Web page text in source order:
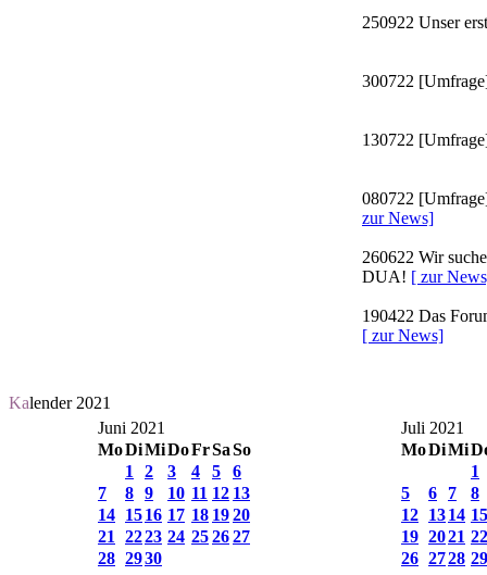
250922 Unser
300722
130722
080722
zur News]
260622 Wir
DUA! [ zur
190422 Das
[ zur News]
Kalender 2021
Juni 2021
MoDiMiDoFrSaSo
1
2 3 4 5
6
7
8 9 10 11 12 13
14 1516 17 18 1920
21
2223 24 252627
28 2930
Juli 2021
MoDiMi
1
5
6 7
8
12 1314 15
19 2021 22
26 2728 29